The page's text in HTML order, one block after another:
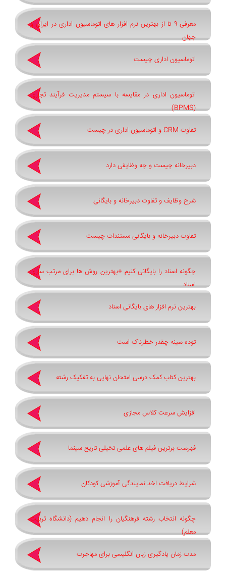
معرفی 9 تا از بهترین نرم افزار های اتوماسیون اداری در ایران و
جهان
اتوماسیون اداری چیست
اتوماسیون اداری در مقایسه با سیستم مدیریت فرآیند تجاری
(BPMS)
تفاوت CRM و اتوماسیون اداری در چیست
دبیرخانه چیست و چه وظایفی دارد
شرح وظایف و تفاوت دبیرخانه و بایگانی
تفاوت دبیرخانه و بایگانی مستندات چیست
چگونه اسناد را بایگانی کنیم +بهترین روش ‌ها برای مرتب ‌سازی
اسناد
بهترین نرم ‌افزار های بایگانی اسناد
توده سینه چقدر خطرناک است
بهترین کتاب کمک درسی امتحان نهایی به تفکیک رشته
افزایش سرعت کلاس مجازی
فهرست برترین فیلم های علمی تخیلی تاریخ سینما
شرایط دریافت اخذ نمایندگی آموزشی کودکان
چگونه انتخاب رشته فرهنگیان را انجام دهیم (دانشگاه تربیت
معلم)
مدت زمان یادگیری زبان انگلیسی برای مهاجرت